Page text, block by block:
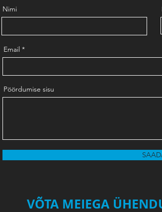
Nimi
Email
Pöördumise sisu
VÕTA MEIEGA